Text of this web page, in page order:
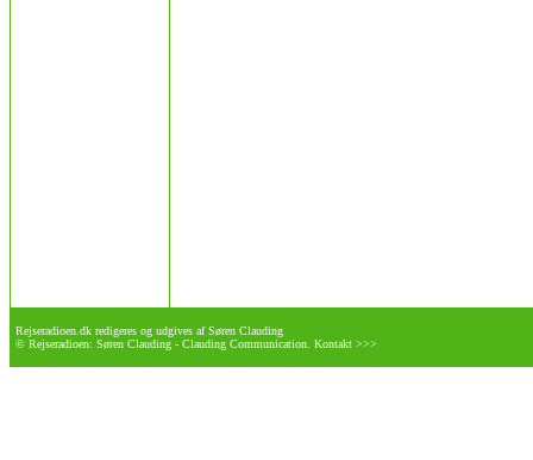
Rejseradioen.dk redigeres og udgives af Søren Clauding
© Rejseradioen: Søren Clauding - Clauding Communication. Kontakt >>>